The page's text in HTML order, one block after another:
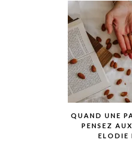
QUAND UNE
PENSEZ
ELODIE